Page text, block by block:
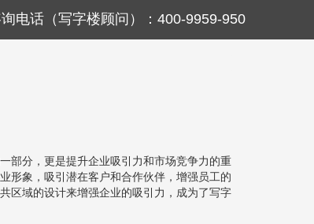
电话（写字楼顾问）：400-9959-950
部分，更是提升企业吸引力和市场竞争力的重
形象，吸引潜在客户和合作伙伴，增强员工的
区域的设计来增强企业的吸引力，成为了写字